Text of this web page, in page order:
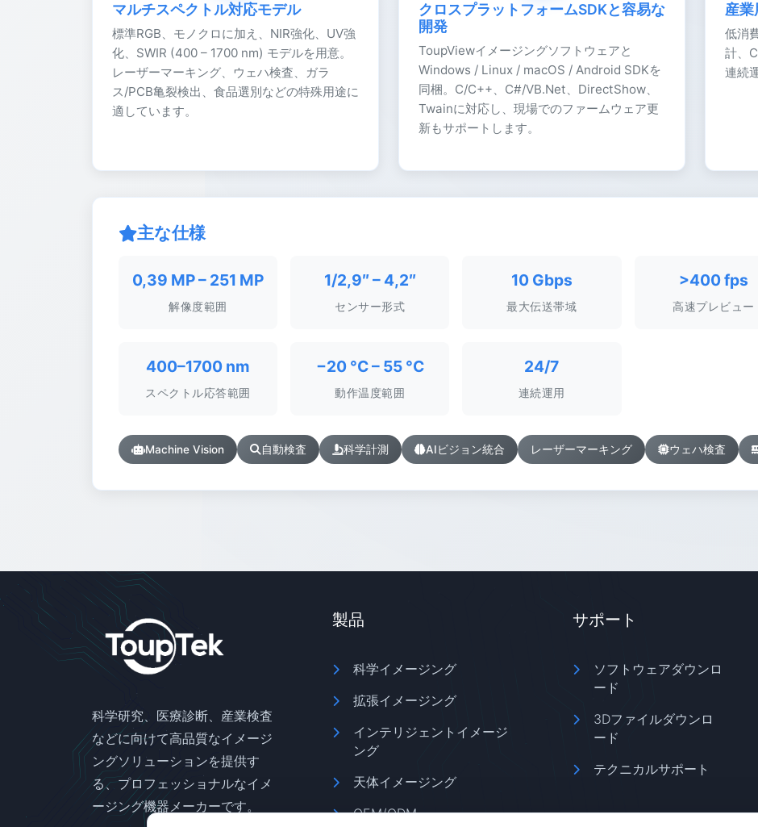
マルチスペクトル対応モデル
標準RGB、モノクロに加え、NIR強化、UV強
化、SWIR (400 – 1700 nm) モデルを用意。
レーザーマーキング、ウェハ検査、ガラ
ス/PCB亀裂検出、食品選別などの特殊用途に
適しています。
クロスプラットフォームSDKと容易な
開発
ToupViewイメージングソフトウェアと
Windows / Linux / macOS / Android SDKを
同梱。C/C++、C#/VB.Net、DirectShow、
Twainに対応し、現場でのファームウェア更
新もサポートします。
産業
低消
計、
連続
主な仕様
0,39 MP – 251 MP
解像度範囲
1/2,9″ – 4,2″
センサー形式
10 Gbps
最大伝送帯域
>400 fps
高速プレビュー
400–1700 nm
スペクトル応答範囲
−20 °C – 55 °C
動作温度範囲
24/7
連続運用
Machine Vision 自動検査 科学計測 AIビジョン統合 レーザーマーキング ウェハ検査
科学研究、医療診断、産業検査
などに向けて高品質なイメージ
ングソリューションを提供す
る、プロフェッショナルなイメ
ージング機器メーカーです。
製品
科学イメージング
拡張イメージング
インテリジェントイメージ
ング
天体イメージング
OEM/ODM
サポート
ソフトウェアダウンロ
ード
3Dファイルダウンロ
ード
テクニカルサポート